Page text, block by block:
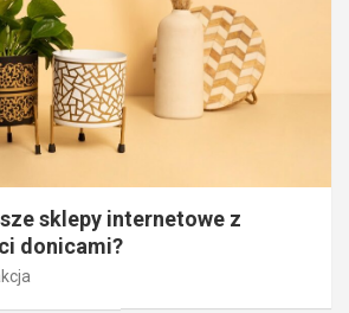
sklepy internetowe z
donicami?